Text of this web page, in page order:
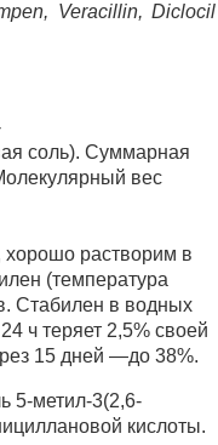
Veracillin, Diclocil
соль). Суммарная
вес
хорошо растворим в
(температура
Стабилен в водных
ч теряет 2,5% своей
15 дней —до 38%.
5-метил-3(2,6-
кислоты.